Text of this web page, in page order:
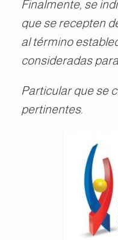
Finalmente, se
que se recepten
al término
consideradas
Particular que se
pertinentes.